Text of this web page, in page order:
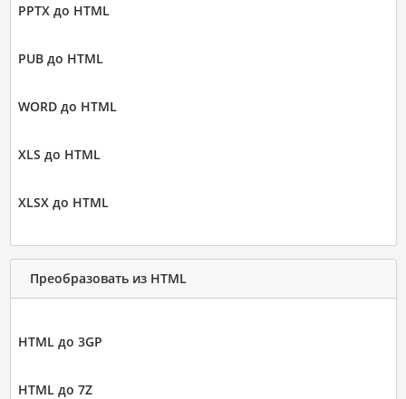
PPTX до HTML
PUB до HTML
WORD до HTML
XLS до HTML
XLSX до HTML
Преобразовать из HTML
HTML до 3GP
HTML до 7Z